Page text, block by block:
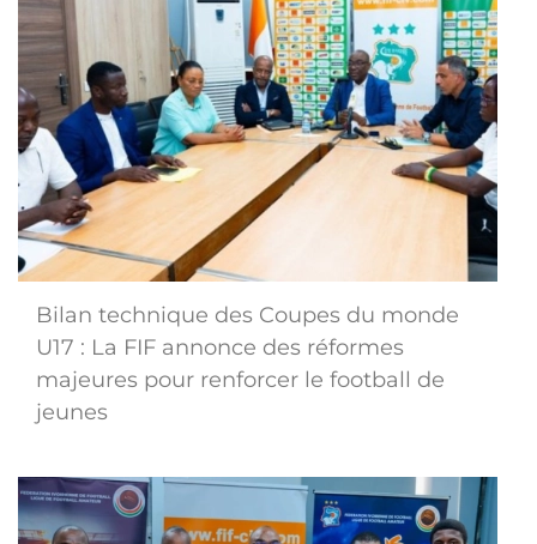
Bilan technique des Coupes du monde
U17 : La FIF annonce des réformes
majeures pour renforcer le football de
jeunes